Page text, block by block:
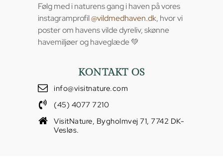
Følg med i naturens gang i haven på vores
instagramprofil@vildmedhaven.dk, hvor vi
poster om havens vilde dyreliv, skønne
havemiljøer og haveglæde 💚
KONTAKT OS
info@visitnature.com
(45) 4077 7210
VisitNature, Bygholmvej 71, 7742 DK-
Vesløs.